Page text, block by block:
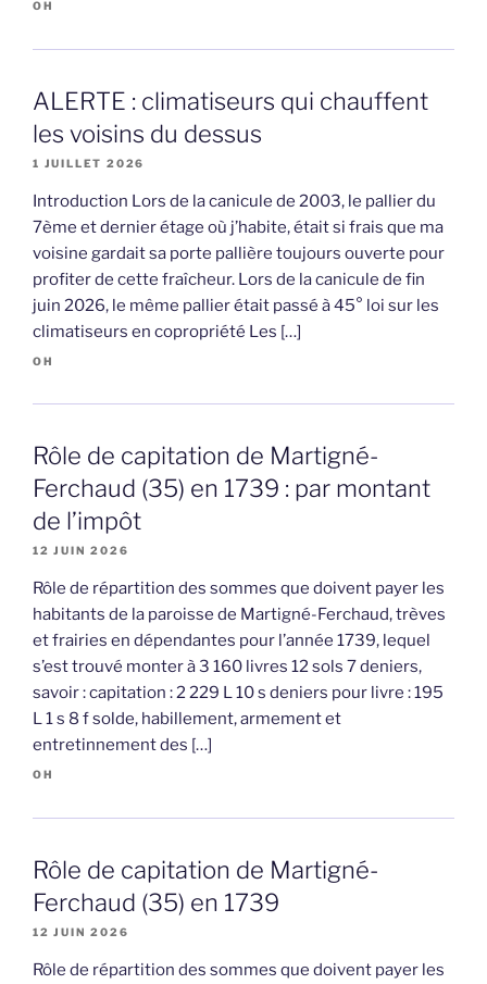
OH
ALERTE : climatiseurs qui chauffent
les voisins du dessus
1 JUILLET 2026
Introduction Lors de la canicule de 2003, le pallier du
7ème et dernier étage où j’habite, était si frais que ma
voisine gardait sa porte pallière toujours ouverte pour
profiter de cette fraîcheur. Lors de la canicule de fin
juin 2026, le même pallier était passé à 45° loi sur les
climatiseurs en copropriété Les […]
OH
Rôle de capitation de Martigné-
Ferchaud (35) en 1739 : par montant
de l’impôt
12 JUIN 2026
Rôle de répartition des sommes que doivent payer les
habitants de la paroisse de Martigné-Ferchaud, trèves
et frairies en dépendantes pour l’année 1739, lequel
s’est trouvé monter à 3 160 livres 12 sols 7 deniers,
savoir : capitation : 2 229 L 10 s deniers pour livre : 195
L 1 s 8 f solde, habillement, armement et
entretinnement des […]
OH
Rôle de capitation de Martigné-
Ferchaud (35) en 1739
12 JUIN 2026
Rôle de répartition des sommes que doivent payer les